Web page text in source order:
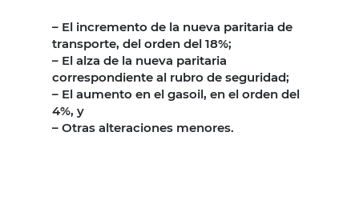
– El incremento de la nueva paritaria de
transporte, del orden del 18%;
– El alza de la nueva paritaria
correspondiente al rubro de seguridad;
– El aumento en el gasoil, en el orden del
4%, y
– Otras alteraciones menores.